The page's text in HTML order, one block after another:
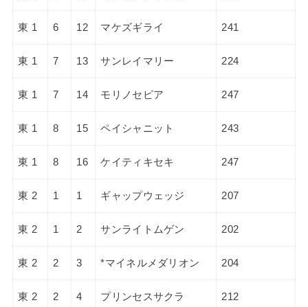
東 1 6 12 マケズギライ 241
東 1 7 13 サンレイマリー 224
東 1 7 14 モリノセピア 247
東 1 8 15 ペイシャニット 243
東 1 8 16 ケイティキセキ 247
東 2 1 1 ギャップウェッジ 207
東 2 1 2 サンライトムゲン 202
東 2 2 3 *マイネルメダリオン 204
東 2 2 4 プリンセスサクラ 212